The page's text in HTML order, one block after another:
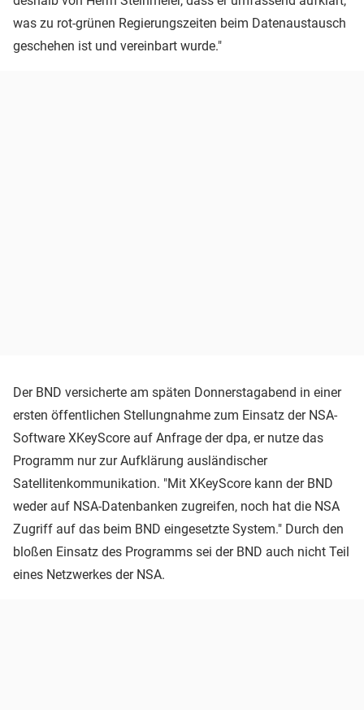
was zu rot-grünen Regierungszeiten beim Datenaustausch
geschehen ist und vereinbart wurde."
Der BND versicherte am späten Donnerstagabend in einer
ersten öffentlichen Stellungnahme zum Einsatz der NSA-
Software XKeyScore auf Anfrage der dpa, er nutze das
Programm nur zur Aufklärung ausländischer
Satellitenkommunikation. "Mit XKeyScore kann der BND
weder auf NSA-Datenbanken zugreifen, noch hat die NSA
Zugriff auf das beim BND eingesetzte System." Durch den
bloßen Einsatz des Programms sei der BND auch nicht Teil
eines Netzwerkes der NSA.